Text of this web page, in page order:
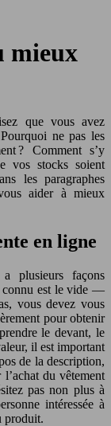
mieux
que vous avez
ne pas les
? Comment s’y
vos stocks soient
les paragraphes
aider à mieux
en ligne
façons
connu est le vide —
vous devez vous
pour obtenir
le devant, le
il est important
de la description,
du vêtement
pas non plus à
intéressée à
produit.